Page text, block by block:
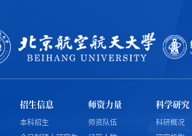
招生信息
本科招生
师资力量
师资队伍
科学研究
科研概况